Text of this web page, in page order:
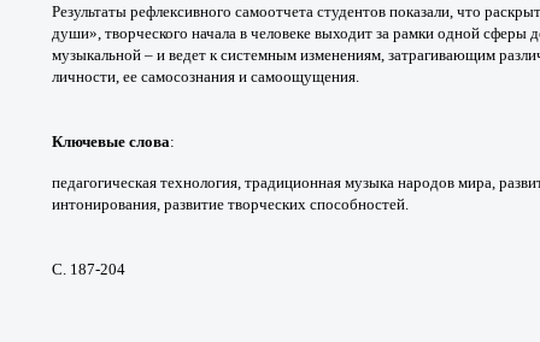
Результаты рефлексивного самоотчета студентов показали, что
души», творческого начала в человеке выходит за рамки одной сферы
музыкальной – и ведет к системным изменениям, затрагивающим
личности, ее самосознания и самоощущения.
Ключевые слова:
педагогическая технология, традиционная музыка народов мира,
интонирования, развитие творческих способностей.
С. 187-204